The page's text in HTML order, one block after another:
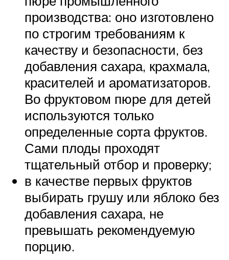
производства: оно изготовлено
по строгим требованиям к
качеству и безопасности, без
добавления сахара, крахмала,
красителей и ароматизаторов.
Во фруктовом пюре для детей
используются только
определенные сорта фруктов.
Сами плоды проходят
тщательный отбор и проверку;
в качестве первых фруктов
выбирать грушу или яблоко без
добавления сахара, не
превышать рекомендуемую
порцию.